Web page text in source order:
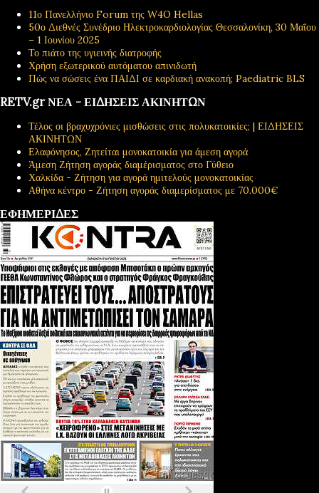
11ο Πανελλήνιο Forum της W4O Hellas
50ο Διεθνές Συνέδριο Ηλεκτροκαρδιολογίας Θεσσαλονίκη, 30 Μαΐου
– 1 Ιουνίου 2025
Το πιάτο της υγιεινής διατροφής
Χρήση εξωτερικού αυτόματου απινιδωτή
Πώς να σώσεις ένα ΠΑΙΔΙ σε καρδιακή ανακοπή; Paediatric BLS
RETV.gr ΝΕΑ - ΕΙΔΗΣΕΙΣ ΑΚΙΝΗΤΩΝ
Τέλος οι βραχυχρόνιες μισθώσεις στις πολυκατοικίες; | ΕΙΔΗΣΕΙΣ
ΑΚΙΝΗΤΩΝ
Ελαφόνησος, Ζητείται μονοκατοικία για άμεση αγορά
Άμεση Ζήτηση αγοράς διαμέρισματος στο Γύθειο
Χαλκίδα - Ζήτηση για αγορά ημιτελούς μονοκατοικίας
Αθήνα κέντρο - Ζήτηση αγοράς διαμερίσματος με 70.000€
ΕΦΗΜΕΡΙΔΕΣ